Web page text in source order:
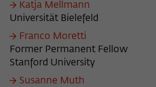
Katja Mellmann
Universität Bielefeld
Franco Moretti
Former Permanent Fellow
Stanford University
Susanne Muth